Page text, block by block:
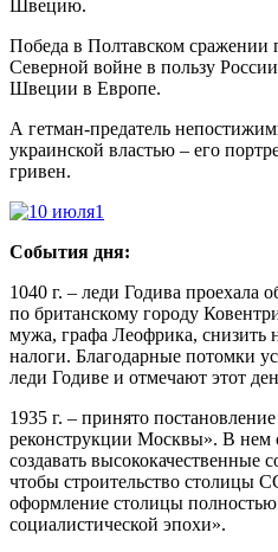
Швецию.
Победа в Полтавском сражении
Северной войне в пользу
Швеции в Европе.
А гетман-предатель
украинской властью – его
гривен.
События дня:
1040 г. – леди Годива проехала
по британскому городу
мужа, графа Леофрика, снизить
налоги. Благодарные потомки
леди Годиве и отмечают этот
1935 г. – принято
реконструкции Москвы». В нем
создавать высококачественные
чтобы строительство столицы
оформление столицы
социалистической эпохи».